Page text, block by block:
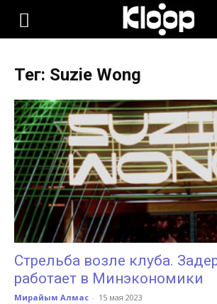
KLOOP.KG
Новости
Кыргызстана
Тег: Suzie Wong
Стрельба возле клуба.
работает в Минэкономики
Мирайым Алмас - 15 мая 2023